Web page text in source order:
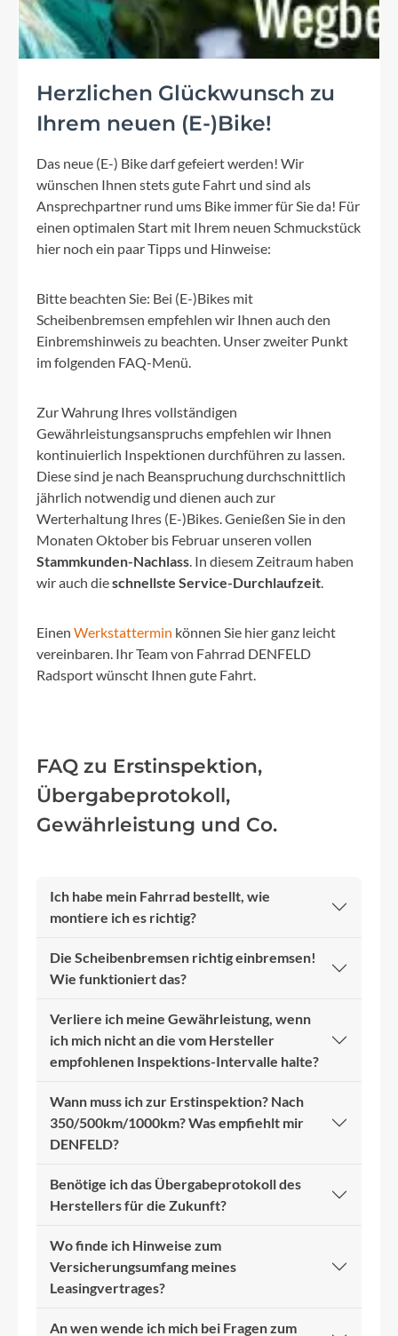
Herzlichen Glückwunsch zu
Ihrem neuen (E-)Bike!
Das neue (E-) Bike darf gefeiert werden! Wir
wünschen Ihnen stets gute Fahrt und sind als
Ansprechpartner rund ums Bike immer für Sie da! Für
einen optimalen Start mit Ihrem neuen Schmuckstück
hier noch ein paar Tipps und Hinweise:
Bitte beachten Sie: Bei (E-)Bikes mit
Scheibenbremsen empfehlen wir Ihnen auch den
Einbremshinweis zu beachten. Unser zweiter Punkt
im folgenden FAQ-Menü.
Zur Wahrung Ihres vollständigen
Gewährleistungsanspruchs empfehlen wir Ihnen
kontinuierlich Inspektionen durchführen zu lassen.
Diese sind je nach Beanspruchung durchschnittlich
jährlich notwendig und dienen auch zur
Werterhaltung Ihres (E-)Bikes. Genießen Sie in den
Monaten Oktober bis Februar unseren vollen
Stammkunden-Nachlass. In diesem Zeitraum haben
wir auch dieschnellste Service-Durchlaufzeit.
Einen Werkstattermin können Sie hier ganz leicht
vereinbaren. Ihr Team von Fahrrad DENFELD
Radsport wünscht Ihnen gute Fahrt.
FAQ zu Erstinspektion,
Übergabeprotokoll,
Gewährleistung und Co.
Ich habe mein Fahrrad bestellt, wie
montiere ich es richtig?
Die Scheibenbremsen richtig einbremsen!
Wie funktioniert das?
Verliere ich meine Gewährleistung, wenn
ich mich nicht an die vom Hersteller
empfohlenen Inspektions-Intervalle halte?
Wann muss ich zur Erstinspektion? Nach
350/500km/1000km? Was empfiehlt mir
DENFELD?
Benötige ich das Übergabeprotokoll des
Herstellers für die Zukunft?
Wo finde ich Hinweise zum
Versicherungsumfang meines
Leasingvertrages?
An wen wende ich mich bei Fragen zum